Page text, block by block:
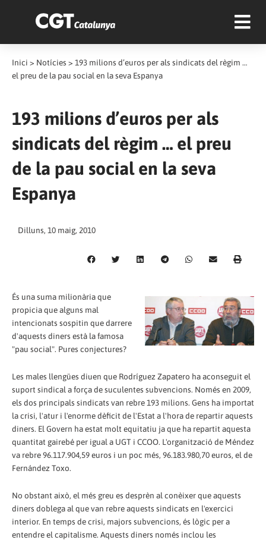
Inici > Notícies > 193 milions d’euros per als sindicats del règim …
el preu de la pau social en la seva Espanya
193 milions d’euros per als
sindicats del règim … el preu
de la pau social en la seva
Espanya
Dilluns, 10 maig, 2010
És una suma milionària que
propicia que alguns mal
intencionats sospitin que darrere
d'aquests diners està la famosa
"pau social". Pures conjectures?
Les males llengües diuen que Rodríguez Zapatero ha aconseguit el
suport sindical a força de suculentes subvencions. Només en 2009,
els dos principals sindicats van rebre 193 milions. Gens ha importat
la crisi, l'atur i l'enorme dèficit de l'Estat a l'hora de repartir aquests
diners. El Govern ha estat molt equitatiu ja que ha repartit aquesta
quantitat gairebé per igual a UGT i CCOO. L'organització de Méndez
va rebre 96.117.904,59 euros i un poc més, 96.183.980,70 euros, el de
Fernández Toxo.
No obstant això, el més greu es desprèn al conèixer que aquests
diners doblega al que van rebre aquests sindicats en l'exercici
interior. En temps de crisi, majors subvencions, és lògic per a
entendre el capitalisme. Aquests diners només inclou les